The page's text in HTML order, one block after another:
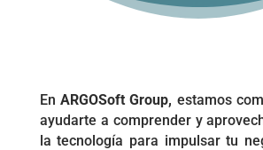
EnARGOSoft Group, estamos
ayudarte a comprender y
la tecnología para impulsar tu